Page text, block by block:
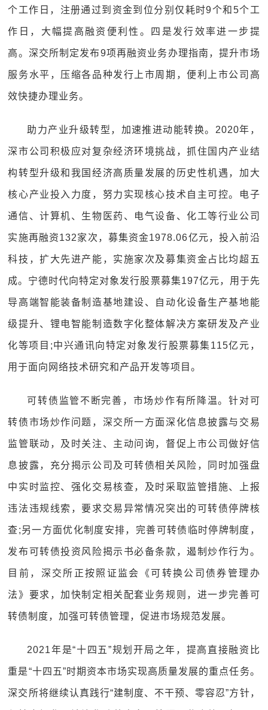
个工作日，注册通过到资金到位分别仅耗时9个和5个工
作日，大幅提高融资便利性。四是发行效率进一步提
高。深交所制定发布9项再融资业务办理指南，提升市场
服务水平，压缩各品种发行上市周期，便利上市公司高
效快捷办理业务。
助力产业升级转型，加速推进动能转换。2020年，
深市公司积极应对复杂经济环境挑战，抓住国内产业结
构转型升级和我国经济高质量发展的历史性机遇，加大
核心产业投入力度，努力实现核心技术自主可控。电子
通信、计算机、生物医药、电气设备、化工等行业公司
实施再融资132家次，募集资金1978.06亿元，投入前沿
科技，扩大先进产能，实施家次及募集资金占比均超五
成。宁德时代向特定对象发行股票募集197亿元，用于先
导高端智能装备制造基地建设、自动化设备生产基地能
级提升、锂电智能制造数字化整体解决方案研发及产业
化等项目;中兴通讯向特定对象发行股票募集115亿元，
用于面向网络技术研究和产品开发等项目。
可转债监管不断完善，市场炒作有所降温。针对可
转债市场炒作问题，深交所一方面深化信息披露与交易
监管联动，及时关注、主动问询，督促上市公司做好信
息披露，充分揭示公司及可转债相关风险，同时加强盘
中实时监控、强化交易核查，及时采取监管措施、上报
违法违规线索，要求交易异常情况突出的可转债停牌核
查;另一方面优化制度安排，完善可转债临时停牌制度，
发布可转债投资风险揭示书必备条款，遏制炒作行为。
目前，深交所正按照证监会《可转换公司债券管理办
法》要求，加快制定相关配套业务规则，进一步完善可
转债制度，加强可转债管理，促进市场规范发展。
2021年是“十四五”规划开局之年，提高直接融资比
重是“十四五”时期资本市场实现高质量发展的重点任务。
深交所将继续认真践行“建制度、不干预、零容忍”方针，